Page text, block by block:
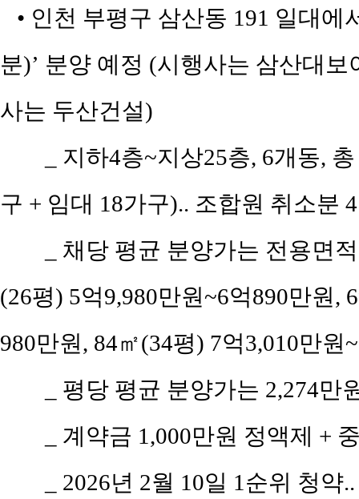
• 인천 부평구 삼산동 191 일대에
분)’ 분양 예정 (시행사는 삼산대
사는 두산건설)
_ 지하4층~지상25층, 6개동,
구 + 임대 18가구).. 조합원 취소분
_ 채당 평균 분양가는 전용면
(26평) 5억9,980만원~6억890만원,
980만원, 84㎡(34평) 7억3,010만원
_ 평당 평균 분양가는 2,274
_ 계약금 1,000만원 정액제 +
_ 2026년 2월 10일 1순위 청